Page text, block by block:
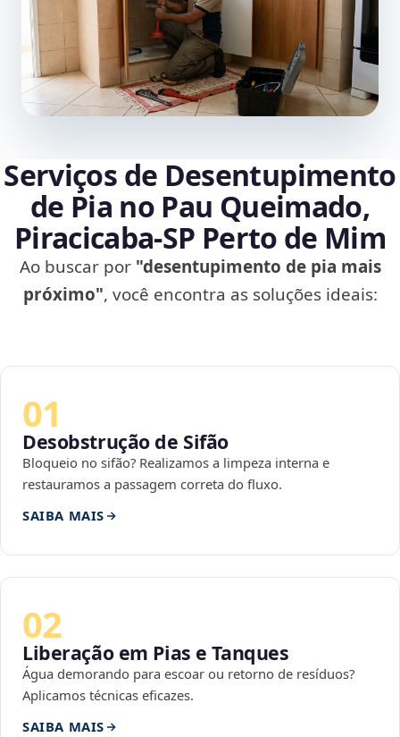
Serviços de Desentupimento
de Pia no Pau Queimado,
Piracicaba‑SP Perto de Mim
Ao buscar por "desentupimento de pia mais
próximo", você encontra as soluções ideais:
01
Desobstrução de Sifão
Bloqueio no sifão? Realizamos a limpeza interna e
restauramos a passagem correta do fluxo.
SAIBA MAIS
02
Liberação em Pias e Tanques
Água demorando para escoar ou retorno de resíduos?
Aplicamos técnicas eficazes.
SAIBA MAIS